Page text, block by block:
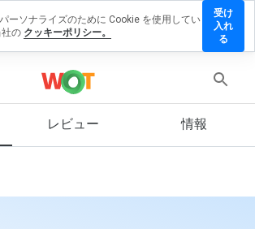
レビュー 情報
ーソナライズのために Cookie を使用してい
の クッキーポリシー。
受け
入れ
る